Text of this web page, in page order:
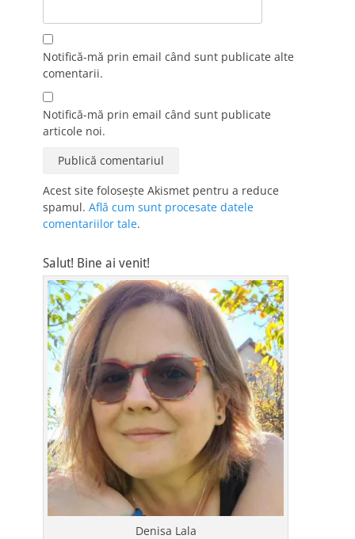
Notifică-mă prin email când sunt publicate alte
comentarii.
Notifică-mă prin email când sunt publicate
articole noi.
Acest site folosește Akismet pentru a reduce
spamul. Află cum sunt procesate datele
comentariilor tale.
Salut! Bine ai venit!
Denisa Lala